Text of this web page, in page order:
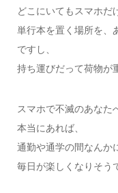
どこにいてもスマホだ
単行本を置く場所を、
ですし、
持ち運びだって荷物が
スマホで不滅のあなた
本当にあれば、
通勤や通学の間なんか
毎日が楽しくなりそう